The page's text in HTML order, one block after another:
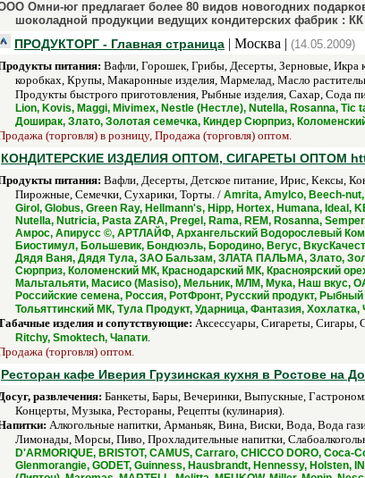
Омни-юг предлагает более 80 видов новогодних
шоколадной продукции ведущих кондитерских фабрик :
ПРОДУКТОРГ - Главная страница | Москва | (14.05.2009)
питания: Вафли, Горошек, Грибы, Десерты, Зерновые, Икра
коробках, Крупы, Макаронные изделия, Мармелад, Масло
Продукты быстрого приготовления, Рыбные изделия, Сахар, Сода
Lion, Kovis, Maggi, Mivimex, Nestle (Нестле), Nutella, Rosanna,
Доширак, Злато, Золотая семечка, Киндер Сюрприз,
(торговля) в розницу, Продажа (торговля) оптом.
КОНДИТЕРСКИЕ ИЗДЕЛИЯ ОПТОМ, СИГАРЕТЫ ОПТОМ
питания: Вафли, Десерты, Детское питание, Ирис, Кексы,
Пирожные, Семечки, Сухарики, Торты. / Amrita, Amylco, Beech-
Girol, Globus, Green Ray, Hellmann's, Hipp, Hortex, Humana, Ideal,
Nutella, Nutricia, Pasta ZARA, Pregel, Rama, REM, Rosanna,
Амрос, Апирусс ©, АРТЛАЙФ, Архангельский Водорослевый
Биостимул, Большевик, Бондюэль, Бородино, Вегус,
Дядя Ваня, Дядя Тула, ЗАО Бальзам, ЗЛАТА ПАЛЬМА, Злато,
Сюрприз, Коломенский МК, Краснодарский МК, Красноярский
Мальтальяти, Масисо (Masiso), Мельник, МЛМ, Мука, Наш
Российские семена, Россия, РотФронт, Русский продукт,
Тольяттинский МК, Тула Продукт, Ударница, Фантазия,
изделия и сопутствующие: Аксессуары, Сигареты, Сигары,
Ritchy, Smoktech, Чапати.
(торговля) оптом.
Ресторан кафе Иверия Грузинская кухня в Ростове на
развлечения: Банкеты, Бары, Вечеринки, Выпускные,
Концерты, Музыка, Рестораны, Рецепты (кулинария).
Алкогольные напитки, Арманьяк, Вина, Виски, Вода, Вода
Лимонады, Морсы, Пиво, Прохладительные напитки,
D'ARMORIQUE, BRISTOT, CAMUS, Carraro, CHICCO DORO,
Glenmorangie, GODET, Guinness, Hausbrandt, Hennessy,